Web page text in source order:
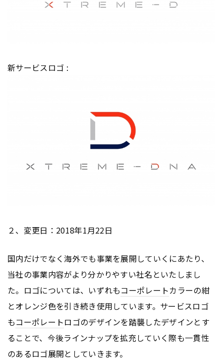
新サービスロゴ :
２、変更日：2018年1月22日
国内だけでなく海外でも事業を展開していくにあたり、
当社の事業内容がより分かりやすい社名といたしまし
た。ロゴについては、いずれもコーポレートカラーの紺
とオレンジ色を引き続き使用しています。サービスロゴ
もコーポレートロゴのデザインを踏襲したデザインとす
ることで、今後ラインナップを拡充していく際も一貫性
のあるロゴ展開としていきます。